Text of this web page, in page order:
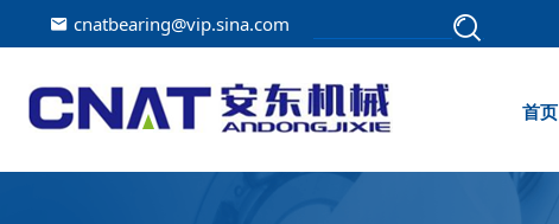
cnatbearing@vip.sina.com
首页